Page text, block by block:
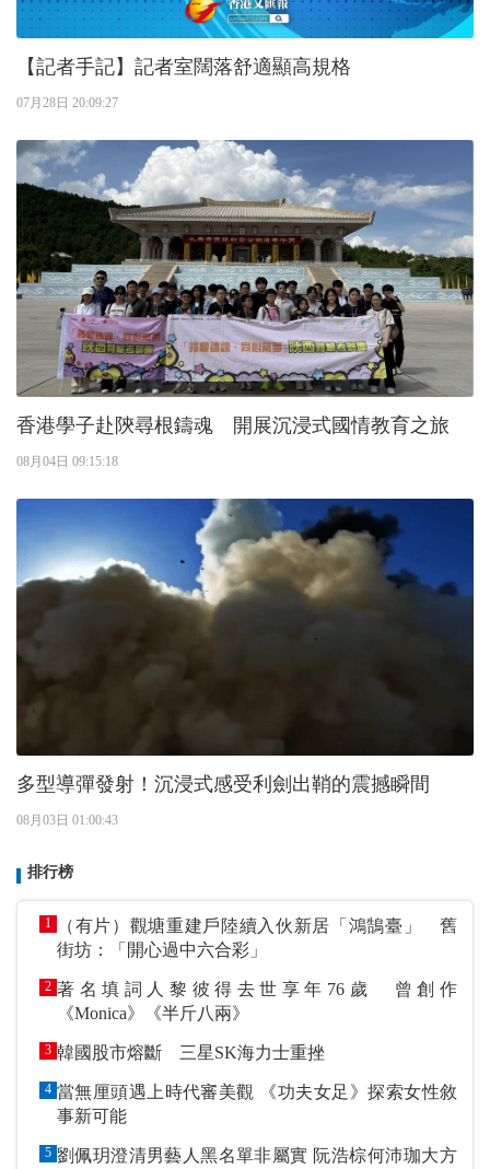
【記者手記】記者室闊落舒適顯高規格
07月28日 20:09:27
香港學子赴陝尋根鑄魂 開展沉浸式國情教育之旅
08月04日 09:15:18
多型導彈發射！沉浸式感受利劍出鞘的震撼瞬間
08月03日 01:00:43
排行榜
1
（有片）觀塘重建戶陸續入伙新居「鴻鵠臺」 舊
街坊：「開心過中六合彩」
2 著名填詞人黎彼得去世享年76歲 曾創作
《Monica》《半斤八兩》
3 韓國股市熔斷 三星SK海力士重挫
4 當無厘頭遇上時代審美觀 《功夫女足》探索女性敘
事新可能
5 劉佩玥澄清男藝人黑名單非屬實 阮浩棕何沛珈大方